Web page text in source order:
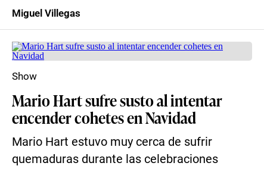
Miguel Villegas
Mario Hart sufre susto al intentar
encender cohetes en Navidad
Mario Hart estuvo muy cerca de sufrir
quemaduras durante las celebraciones
Show